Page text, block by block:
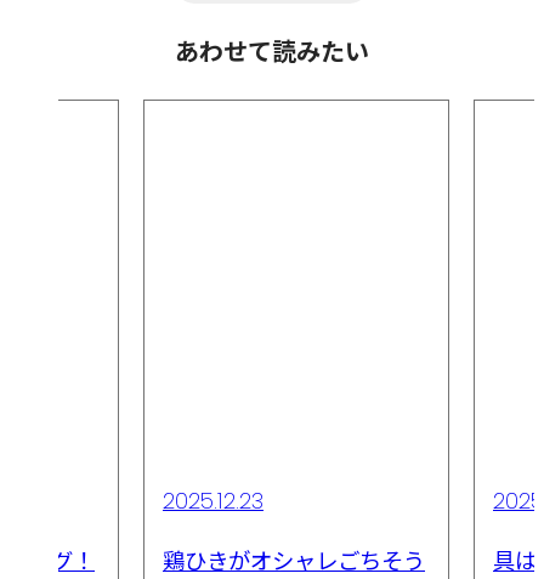
あわせて読みたい
ーグ！
2025.12.23
鶏ひきがオシャレごちそう
具は